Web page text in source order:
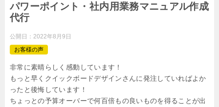
パワーポイント・社内用業務マニュアル作成
代行
公開日： 2022年8月9日
お客様の声
非常に素晴らしく感動しています！
もっと早くクイックボードデザインさんに発注していればよか
ったと後悔しています！
ちょっとの予算オーバーで何百倍もの良いものを得ることが出